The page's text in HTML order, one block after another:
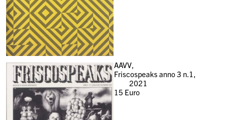
AAVV,
Friscospeaks anno 3 n.1,
2021
15 Euro